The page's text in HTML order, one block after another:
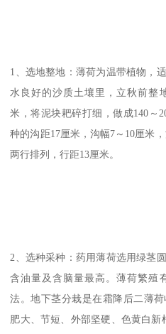
1、选地整地：薄荷为温带植物，
水良好的沙质土壤里，立秋前整
米，将泥块耙碎打细，做成140～
种的沟距17厘米，沟幅7～10厘米
两行排列，行距13厘米。
2、选种采种：药用薄荷选用绿茎
含油量及含脑量最高。薄荷繁殖
法。地下茎分栽是在霜降后二薄
肥大、节短、外部坚硬、色黄白新